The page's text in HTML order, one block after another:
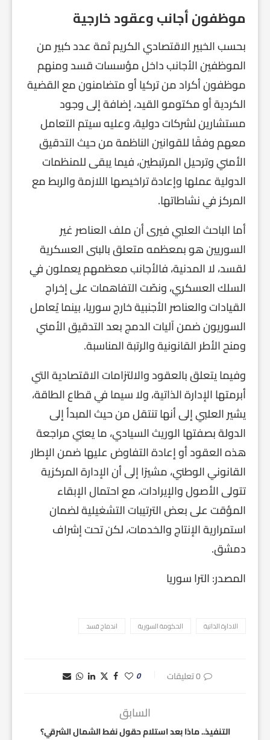
موظفون أجانب وعقود خارجية
بحسب الخبير الاقتصادي الكريم ثمة عدد كبير من
الموظفين الأجانب داخل مؤسسات قسد ومنهم
موظفون أكراد من تركيا أو متضامنون مع القضية
الكردية أو مكتومو القيد، إضافة إلى وجود
مستشارين لشركات دولية، وعليه سيتم التعامل
معهم وفقًا للقوانين الناظمة من حيث التدقيق
الأمني وترحيل المرتبطين، فيما يبقى للمنظمات
الدولية عملها وإعادة تراخيصها اللازمة والربط مع
المركز في نشاطاتها.
أما الباحث العلبي فيرى أن ملف العناصر غير
السوريين هو بمعظمه متعلق بالبنى العسكرية
لقسد، لا المدنية، فالأجانب معظمهم يعملون في
السلك العسكري، ونصّت التفاهمات على إخراج
القيادات والعناصر الأجنبية خارج سوريا، بينما يُعامل
السوريون ضمن آليات الدمج بعد التدقيق الأمني
ومنح الأطر القانونية والرتبة المناسبة.
وفيما يتعلق بالعقود والالتزامات الاقتصادية التي
أبرمتها الإدارة الذاتية، ولا سيما في قطاع الطاقة،
يشير العلبي إلى أنها تنتقل من حيث المبدأ إلى
الدولة بصفتها الوريث السيادي، ما يعني مراجعة
هذه العقود أو إعادة التفاوض عليها ضمن الإطار
القانوني الوطني، مشيرًا إلى أن الإدارة المركزية
تتولى الأصول والإيرادات، مع احتمال الإبقاء
المؤقت على بعض الترتيبات التشغيلية لضمان
استمرارية الإنتاج والخدمات، لكن تحت إشراف
دمشق.
المصدر: الترا سوريا
الادارة الذاتية الحكومة السورية اندماج قسد
0 تعليقات 0
السابق
التنفيذ.. ماذا بعد استلام حقول نفط الشمال الشرقي؟